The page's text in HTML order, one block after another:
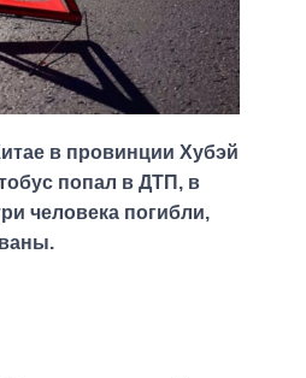
в провинции Хубэй
попал в ДТП, в
человека погибли,